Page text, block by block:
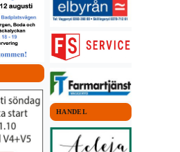
HANDEL